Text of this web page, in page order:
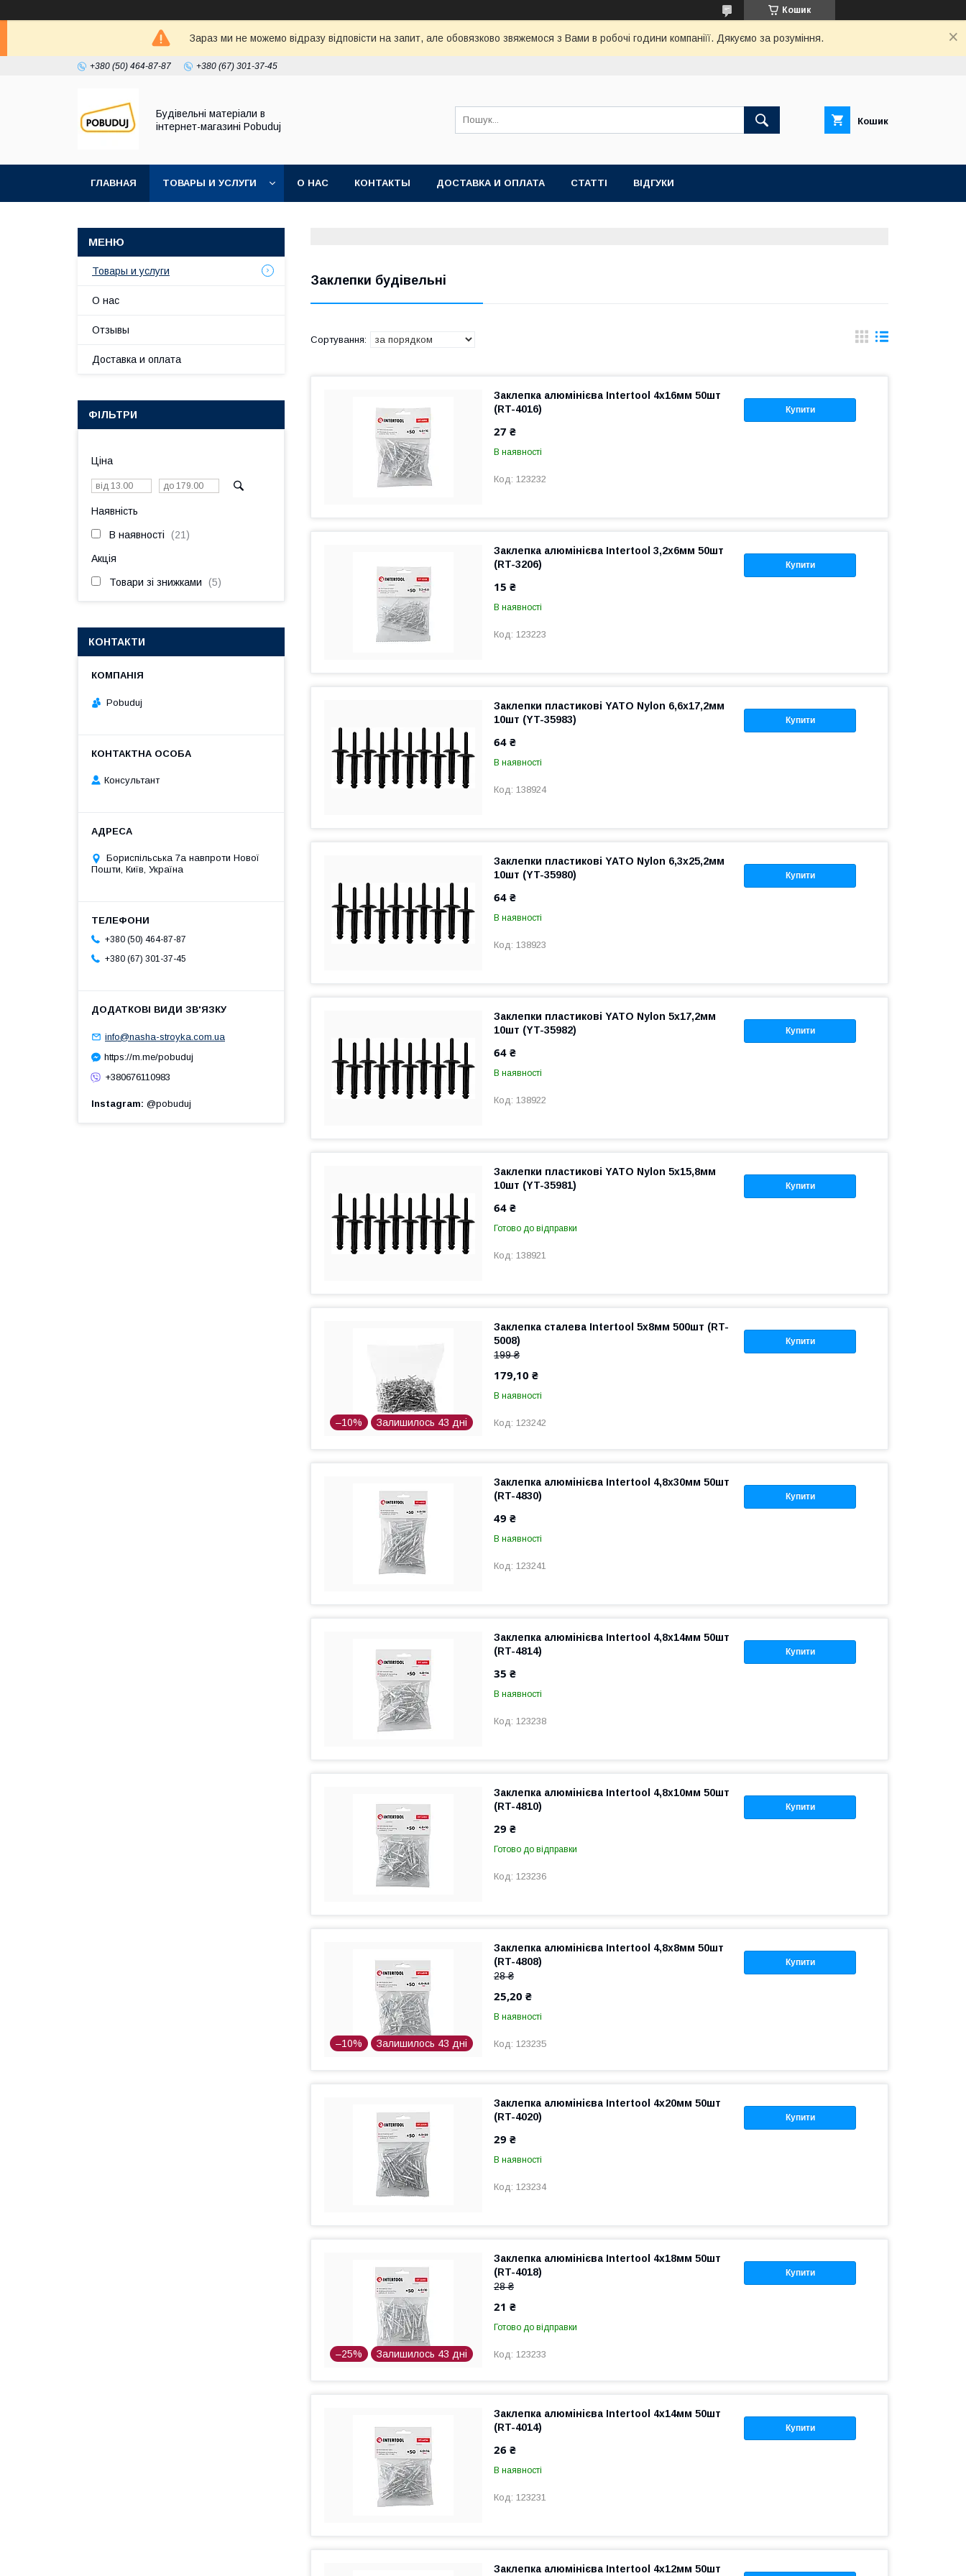
Кошик
Зараз ми не можемо відразу відповісти на запит, але обовязково звяжемося з Вами в робочі години компаніїї. Дякуємо за розуміння.
+380 (50) 464-87-87 +380 (67) 301-37-45
Будівельні матеріали в
інтернет-магазині Pobuduj
Кошик
ГЛАВНАЯ ТОВАРЫ И УСЛУГИ О НАС КОНТАКТЫ ДОСТАВКА И ОПЛАТА СТАТТІ ВІДГУКИ
Заклепки будівельні
Купити
Заклепка алюмінієва Intertool 4х16мм 50шт
(RT-4016)
27 ₴
В наявності
123232
Купити
Заклепка алюмінієва Intertool 3,2х6мм 50шт
(RT-3206)
15 ₴
В наявності
123223
Купити
Заклепки пластикові YATO Nylon 6,6x17,2мм
10шт (YT-35983)
64 ₴
В наявності
138924
Купити
Заклепки пластикові YATO Nylon 6,3x25,2мм
10шт (YT-35980)
64 ₴
В наявності
138923
Купити
Заклепки пластикові YATO Nylon 5x17,2мм
10шт (YT-35982)
64 ₴
В наявності
138922
Купити
Заклепки пластикові YATO Nylon 5x15,8мм
10шт (YT-35981)
64 ₴
Готово до відправки
138921
–10% Залишилось 43 дні
Купити
Заклепка сталева Intertool 5х8мм 500шт (RT-
5008)
199 ₴
179,10 ₴
В наявності
123242
Купити
Заклепка алюмінієва Intertool 4,8х30мм 50шт
(RT-4830)
49 ₴
В наявності
123241
Купити
Заклепка алюмінієва Intertool 4,8х14мм 50шт
(RT-4814)
35 ₴
В наявності
123238
Купити
Заклепка алюмінієва Intertool 4,8х10мм 50шт
(RT-4810)
29 ₴
Готово до відправки
123236
–10% Залишилось 43 дні
Купити
Заклепка алюмінієва Intertool 4,8х8мм 50шт
(RT-4808)
28 ₴
25,20 ₴
В наявності
123235
Купити
Заклепка алюмінієва Intertool 4х20мм 50шт
(RT-4020)
29 ₴
В наявності
123234
–25% Залишилось 43 дні
Купити
Заклепка алюмінієва Intertool 4х18мм 50шт
(RT-4018)
28 ₴
21 ₴
Готово до відправки
123233
Купити
Заклепка алюмінієва Intertool 4х14мм 50шт
(RT-4014)
26 ₴
В наявності
123231
Заклепка алюмінієва Intertool 4х12мм 50шт
Товары и услуги
О нас
Отзывы
Доставка и оплата
ФІЛЬТРИ
Ціна
Наявність
В наявності 21
Акція
Товари зі знижками 5
КОНТАКТИ
Pobuduj
Консультант
Бориспільська 7а навпроти Нової
Пошти, Київ, Україна
+380 (50) 464-87-87
+380 (67) 301-37-45
info@nasha-stroyka.com.ua
https://m.me/pobuduj
+380676110983
Instagram @pobuduj